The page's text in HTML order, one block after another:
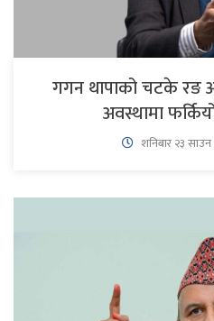
गगन थापाको चटके रङ
अवस्थामा
शनिबार २३